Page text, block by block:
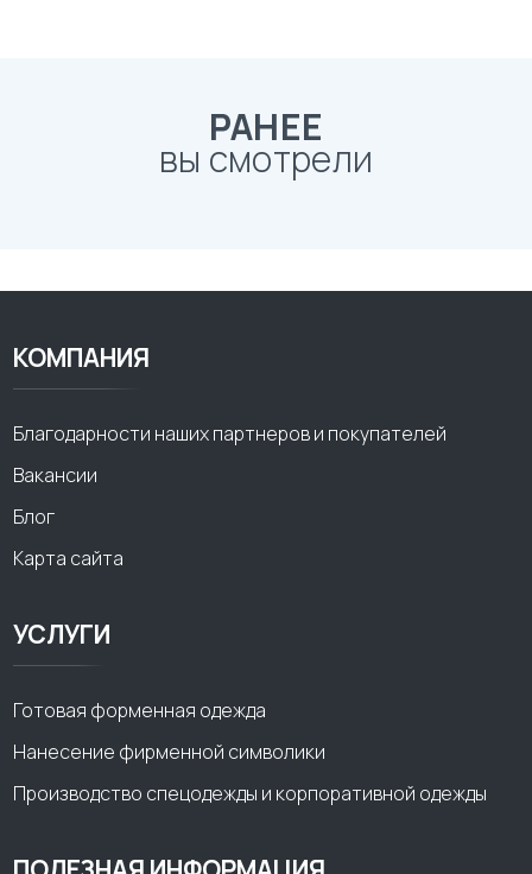
РАНЕЕ
вы смотрели
КОМПАНИЯ
Благодарности наших партнеров и покупателей
Вакансии
Блог
Карта сайта
УСЛУГИ
Готовая форменная одежда
Нанесение фирменной символики
Производство спецодежды и корпоративной одежды